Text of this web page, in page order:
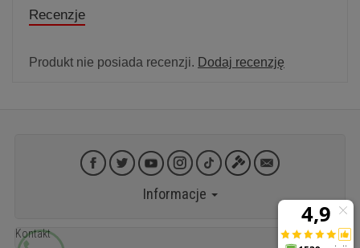
Recenzje
Produkt nie posiada recenzji. Dodaj recenzję
Informacje
Kontakt